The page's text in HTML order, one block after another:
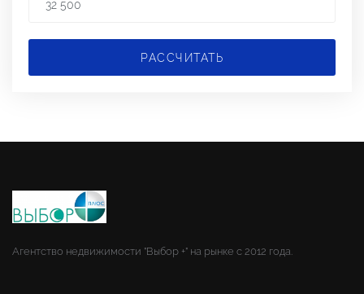
РАССЧИТАТЬ
Агентство недвижимости "Выбор +" на рынке с 2012 года.